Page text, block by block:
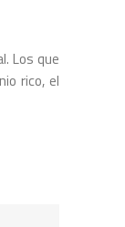
Los que
rico, el